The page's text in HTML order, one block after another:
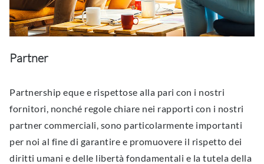
Partner
Partnership eque e rispettose alla pari con i nostri
fornitori, nonché regole chiare nei rapporti con i nostri
partner commerciali, sono particolarmente importanti
per noi al fine di garantire e promuovere il rispetto dei
diritti umani e delle libertà fondamentali e la tutela della